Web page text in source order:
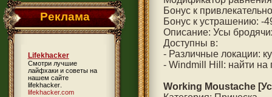
Реклама
Lifekhacker
Смотри лучшие
лайфхаки и советы на
нашем сайте
lifekhacker.
lifekhacker.com
Бонус к
Бонус к устрашению: -
Описание: Усы
Доступны в:
- Различные локации:
- Windmill Hill: найти на
Working Moustache